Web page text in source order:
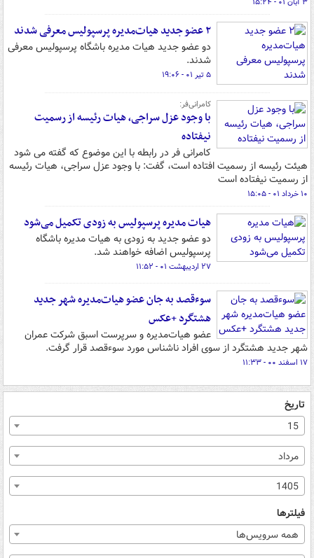
۲ عضو جدید هیات‌مدیره پرسپولیس معرفی شدند
دو عضو جدید هیات مدیره باشگاه پرسپولیس معرفی
شدند.
۵ تیر ۰۱ - ۱۹:۰۶
کامرانی‌فر:
با وجود عزل سراجی، هیات رئیسه از رسمیت
نیفتاده
کامرانی فر در رابطه با این موضوع که گفته می شود
هیئت رئیسه از رسمیت افتاده است، گفت: با وجود عزل سراجی، هیات رئیسه
از رسمیت نیفتاده است
۱۰ خرداد ۰۱ - ۱۵:۰۵
هیات مدیره پرسپولیس به زودی تکمیل می‌شود
دو عضو جدید به زودی به هیات مدیره باشگاه
پرسپولیس اضافه خواهند شد.
۲۷ اردیبهشت ۰۱ - ۱۱:۵۲
سوءقصد به جان عضو هیات‌مدیره شهر جدید
هشتگرد +عکس
عضو هیات‌مدیره و سرپرست اسبق شرکت عمران
شهر جدید هشتگرد از سوی افراد ناشناس مورد سوءقصد قرار گرفت.
۱۷ اسفند ۰۰ - ۱۱:۳۳
تاریخ
15
مرداد
1405
فیلترها
همه سرویس‌ها